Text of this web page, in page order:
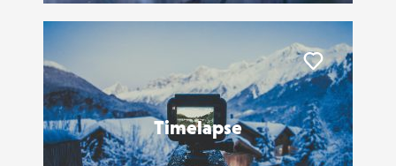
Timelapse
Liker